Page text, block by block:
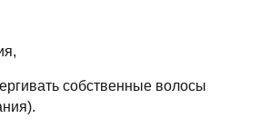
собственные волосы